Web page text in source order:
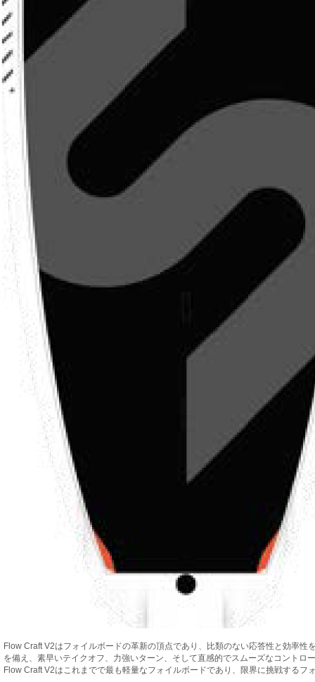
Flow Craft V2はフォイルボードの革新の頂点であり、比類のない応答性と効率
を備え、素早いテイクオフ、力強いターン、そして直感的でスムーズなコント
Flow Craft V2はこれまでで最も軽量なフォイルボードであり、限界に挑戦する